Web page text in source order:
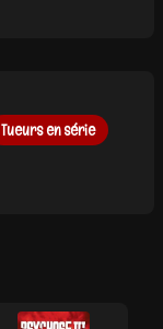
Tueurs en série